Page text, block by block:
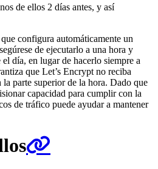
de ellos 2 días antes, y así
configura automáticamente un
de ejecutarlo a una hora y
día, en lugar de hacerlo siempre a
que Let’s Encrypt no reciba
parte superior de la hora. Dado que
capacidad para cumplir con la
de tráfico puede ayudar a mantener